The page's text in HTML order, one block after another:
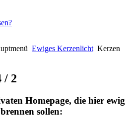
Ewiges Kerzenlicht Kerzen
/ 2
Homepage, die hier ewig
sollen: